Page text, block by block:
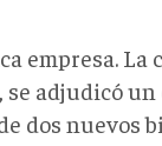
empresa.
adjudicó
dos nuevos